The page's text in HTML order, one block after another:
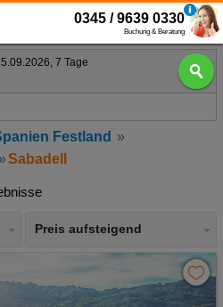
0345 / 9639 0330
Buchung & Beratung
7 Tage
Festland
Sabadell
Preis aufsteigend